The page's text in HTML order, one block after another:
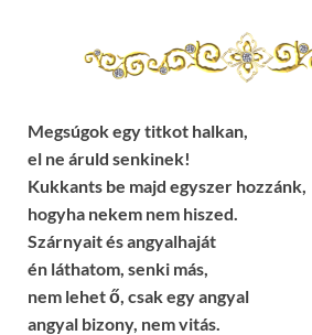
Megsúgok egy titkot halkan,
el ne áruld senkinek!
Kukkants be majd egyszer hozzánk,
hogyha nekem nem hiszed.
Szárnyait és angyalhaját
én láthatom, senki más,
nem lehet ő, csak egy angyal
angyal bizony, nem vitás.